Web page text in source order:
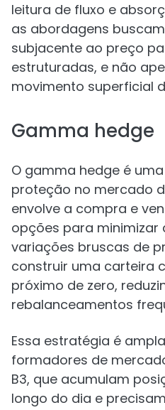
leitura de fluxo e
as abordagens
subjacente ao preço
estruturadas, e não
movimento superficial
Gamma hedge
O gamma hedge é
proteção no mercado
envolve a compra e
opções para minimizar
variações bruscas de
construir uma carteira
próximo de zero,
rebalanceamentos
Essa estratégia é
formadores de
B3, que acumulam
longo do dia e